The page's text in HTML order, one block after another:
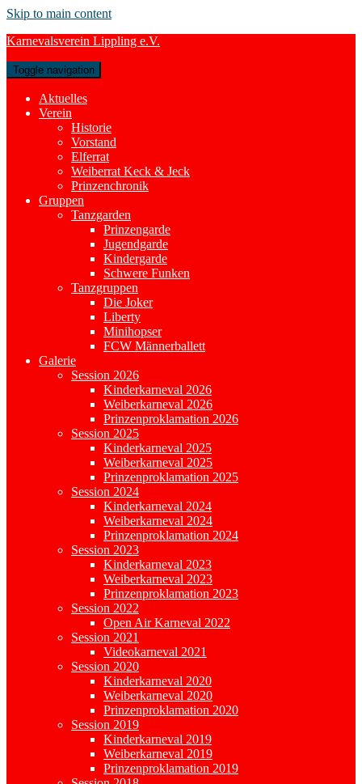
Skip to main content
Karnevalsverein Lippling e.V.
Toggle navigation
Aktuelles
Verein
Historie
Vorstand
Elferrat
Weiberrat Keck & Jeck
Prinzenchronik
Gruppen
Tanzgarden
Prinzengarde
Jugendgarde
Kindergarde
Schwere Funken
Tanzgruppen
Die Joker
Liberty
Minihopser
FCW Männerballett
Galerie
Session 2026
Kinderkarneval 2026
Weiberkarneval 2026
Prinzenproklamation 2026
Session 2025
Kinderkarneval 2025
Weiberkarneval 2025
Prinzenproklamation 2025
Session 2024
Kinderkarneval 2024
Weiberkarneval 2024
Prinzenproklamation 2024
Session 2023
Kinderkarneval 2023
Weiberkarneval 2023
Prinzenproklamation 2023
Session 2022
Open Air Karneval 2022
Session 2021
Videokarneval 2021
Session 2020
Kinderkarneval 2020
Weiberkarneval 2020
Prinzenproklamation 2020
Session 2019
Kinderkarneval 2019
Weiberkarneval 2019
Prinzenproklamation 2019